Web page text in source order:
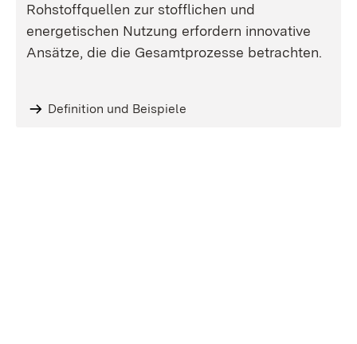
Rohstoffquellen zur stofflichen und
energetischen Nutzung erfordern innovative
Ansätze, die die Gesamtprozesse betrachten.
Definition und Beispiele